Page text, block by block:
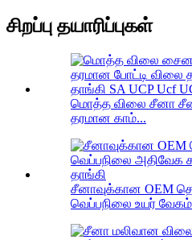
சிறப்பு தயாரிப்புகள்
மொத்த விலை சீனா
தரமான காம்...
சீனாவுக்கான OEM
வெப்பநிலை உயர்